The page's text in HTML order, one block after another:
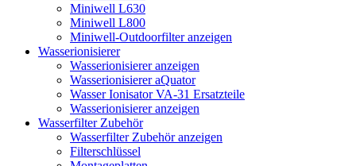
Miniwell L630
Miniwell L800
Miniwell-Outdoorfilter anzeigen
Wasserionisierer
Wasserionisierer anzeigen
Wasserionisierer aQuator
Wasser Ionisator VA-31 Ersatzteile
Wasserionisierer anzeigen
Wasserfilter Zubehör
Wasserfilter Zubehör anzeigen
Filterschlüssel